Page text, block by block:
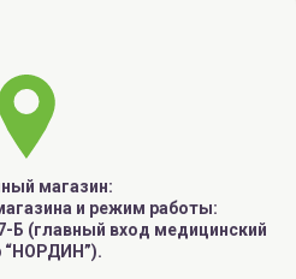
магазин:
и режим работы:
Б (главный вход медицинский
“НОРДИН”).